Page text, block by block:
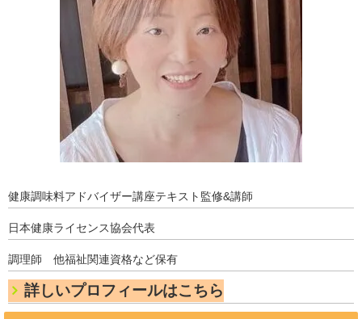
健康調味料アドバイザー講座テキスト監修&講師
日本健康ライセンス協会代表
調理師 他福祉関連資格など保有
詳しいプロフィールはこちら